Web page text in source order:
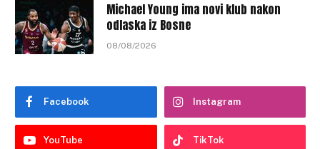
Michael Young ima novi klub nakon
odlaska iz Bosne
08/08/2026
Facebook Instagram
YouTube TikTok